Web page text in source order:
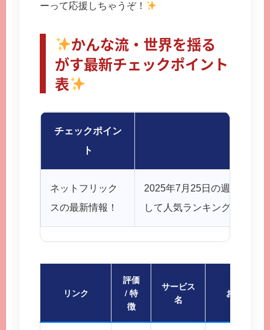
ーって応援しちゃうぞ！
かんな流・世界を揺る
がす最新チェックポイント
表
チェックポイン
ト
ネットフリック
スの最新情報！
2025年7月25日の週に配信
して人気ランキングの情報
リンク
評価
/ 特
徴
サービス
名
おすすめ